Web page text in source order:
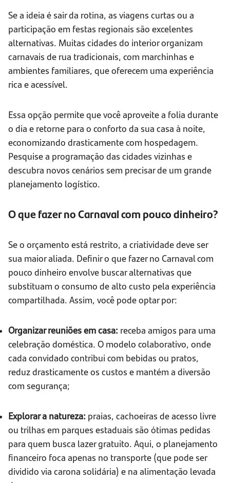
Se a ideia é sair da rotina, as viagens curtas ou a
participação em festas regionais são excelentes
alternativas. Muitas cidades do interior organizam
carnavais de rua tradicionais, com marchinhas e
ambientes familiares, que oferecem uma experiência
rica e acessível.
Essa opção permite que você aproveite a folia durante
o dia e retorne para o conforto da sua casa à noite,
economizando drasticamente com hospedagem.
Pesquise a programação das cidades vizinhas e
descubra novos cenários sem precisar de um grande
planejamento logístico.
O que fazer no Carnaval com pouco dinheiro?
Se o orçamento está restrito, a criatividade deve ser
sua maior aliada. Definir o que fazer no Carnaval com
pouco dinheiro envolve buscar alternativas que
substituam o consumo de alto custo pela experiência
compartilhada. Assim, você pode optar por:
Organizar reuniões em casa: receba amigos para uma
celebração doméstica. O modelo colaborativo, onde
cada convidado contribui com bebidas ou pratos,
reduz drasticamente os custos e mantém a diversão
com segurança;
Explorar a natureza: praias, cachoeiras de acesso livre
ou trilhas em parques estaduais são ótimas pedidas
para quem busca lazer gratuito. Aqui, o planejamento
financeiro foca apenas no transporte (que pode ser
dividido via carona solidária) e na alimentação levada